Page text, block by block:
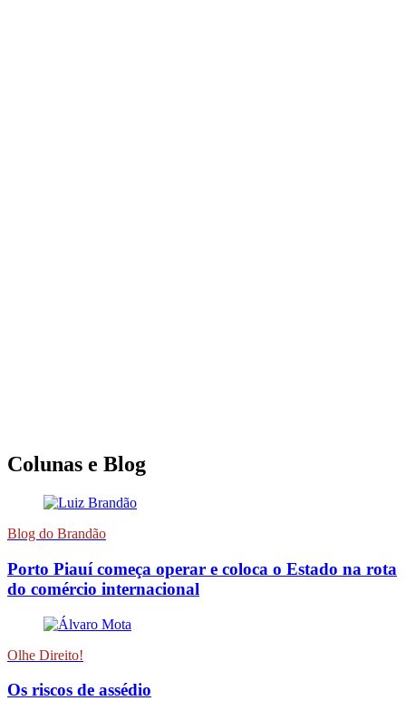
Colunas e Blog
Blog do Brandão
Porto Piauí começa operar e coloca o Estado na rota
do comércio internacional
Olhe Direito!
Os riscos de assédio